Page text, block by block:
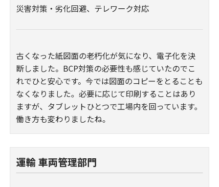
災害対策・劣化回避、テレワーク対応
古くなった紙図面の老朽化が気になり、電子化を決
断しました。BCP対策の必要性も感じていたのでこ
れでひと安心です。今では図面のコピーをとることも
なくなりました。必要に応じて印刷することはあり
ますが、タブレットひとつで工場内を回っています。
働き方も変わりましたね。
運輸 車両管理部門